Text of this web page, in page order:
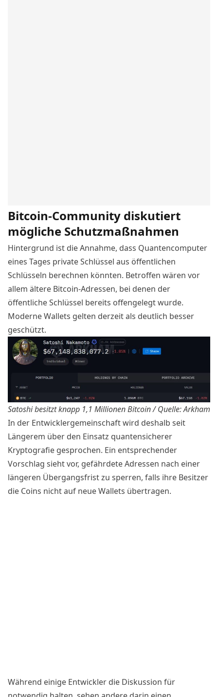
Bitcoin-Community diskutiert
mögliche Schutzmaßnahmen
Hintergrund ist die Annahme, dass Quantencomputer
eines Tages private Schlüssel aus öffentlichen
Schlüsseln berechnen könnten. Betroffen wären vor
allem ältere Bitcoin-Adressen, bei denen der
öffentliche Schlüssel bereits offengelegt wurde.
Moderne Wallets gelten derzeit als deutlich besser
geschützt.
Satoshi besitzt knapp 1,1 Millionen Bitcoin / Quelle:Arkham
In der Entwicklergemeinschaft wird deshalb seit
Längerem über den Einsatz quantensicherer
Kryptografie gesprochen. Ein entsprechender
Vorschlag sieht vor, gefährdete Adressen nach einer
längeren Übergangsfrist zu sperren, falls ihre Besitzer
die Coins nicht auf neue Wallets übertragen.
Während einige Entwickler die Diskussion für